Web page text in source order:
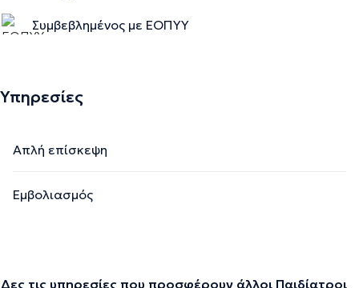
Συμβεβλημένος με ΕΟΠΥΥ
Υπηρεσίες
Απλή επίσκεψη
Εμβολιασμός
Δες τις υπηρεσίες που προσφέρουν άλλοι Παιδίατροι